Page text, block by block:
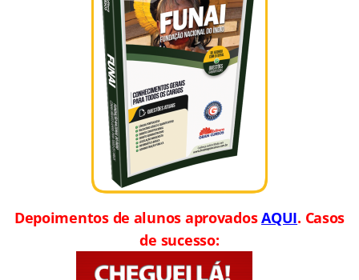
Depoimentos de alunos aprovadosAQUI. Casos
de sucesso: